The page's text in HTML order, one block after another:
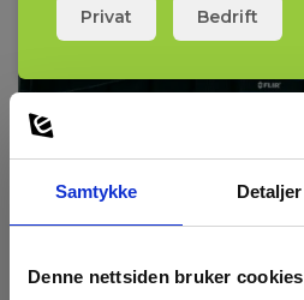
Samtykke Detaljer
Denne nettsiden bruker cookies
Privat Bedrift